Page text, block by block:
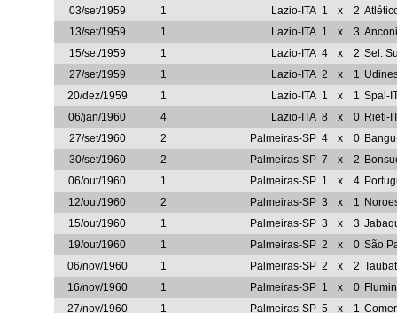
03/set/1959 1 Lazio-ITA 1 x 2
13/set/1959
1 Lazio-ITA 1 x 3
15/set/1959
1 Lazio-ITA 4 x 2 Sel.
27/set/1959
1 Lazio-ITA 2 x 1
20/dez/1959
1 Lazio-ITA 1 x 1 Spal-
06/jan/1960
4 Lazio-ITA 8 x 0 Rieti-
27/set/1960
2 Palmeiras-SP 4 x 0
30/set/1960
2 Palmeiras-SP 7 x 2
06/out/1960
1 Palmeiras-SP 1 x 4
12/out/1960
2 Palmeiras-SP 3 x 1
15/out/1960
1 Palmeiras-SP 3 x 3
19/out/1960
1 Palmeiras-SP 2 x 0 São
06/nov/1960
1 Palmeiras-SP 2 x 2
16/nov/1960
1 Palmeiras-SP 1 x 0
27/nov/1960
1 Palmeiras-SP 5 x 1